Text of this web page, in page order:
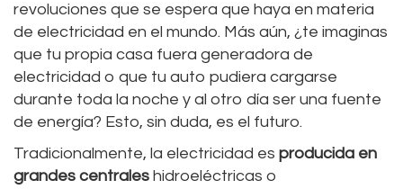
revoluciones que se espera que haya en materia
de electricidad en el mundo. Más aún, ¿te imaginas
que tu propia casa fuera generadora de
electricidad o que tu auto pudiera cargarse
durante toda la noche y al otro día ser una fuente
de energía? Esto, sin duda, es el futuro.
Tradicionalmente, la electricidad es producida en
grandes centrales hidroeléctricas o